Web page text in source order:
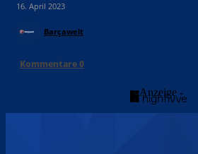
16. April 2023
Barçawelt
Kommentare0
- Anzeige -